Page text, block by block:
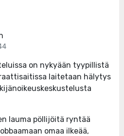
on nykyään tyypillistä
laitetaan hälytys
lauma pöllijöitä ryntää
omaa ilkeää,